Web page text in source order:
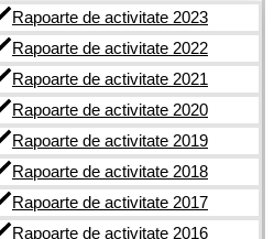
Rapoarte de activitate 2023
Rapoarte de activitate 2022
Rapoarte de activitate 2021
Rapoarte de activitate 2020
Rapoarte de activitate 2019
Rapoarte de activitate 2018
Rapoarte de activitate 2017
Rapoarte de activitate 2016